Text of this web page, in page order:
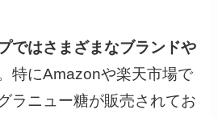
ではさまざまなブランドや
特にAmazonや楽天市場で
ラニュー糖が販売されてお